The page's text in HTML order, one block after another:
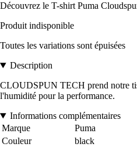
Découvrez le T-shirt Puma
Produit indisponible
Toutes les variations sont épuisées
Description
CLOUDSPUN TECH prend notre
l'humidité pour la performance.
Informations complémentaires
Marque
Puma
Couleur
black